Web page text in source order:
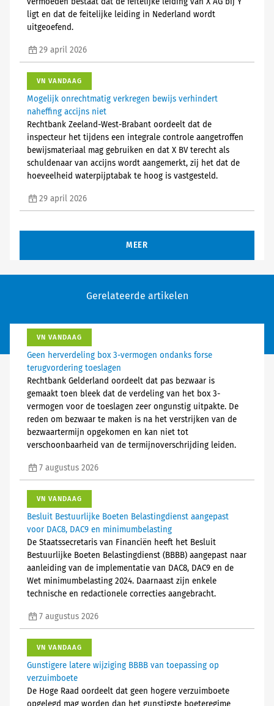
ligt en dat de feitelijke leiding in Nederland wordt
uitgeoefend.
29 april 2026
VN VANDAAG
Mogelijk onrechtmatig verkregen bewijs verhindert
naheffing accijns niet
Rechtbank Zeeland-West-Brabant oordeelt dat de
inspecteur het tijdens een integrale controle aangetroffen
bewijsmateriaal mag gebruiken en dat X BV terecht als
schuldenaar van accijns wordt aangemerkt, zij het dat de
hoeveelheid waterpijptabak te hoog is vastgesteld.
29 april 2026
MEER
Gerelateerde artikelen
VN VANDAAG
Geen herverdeling box 3-vermogen ondanks forse
terugvordering toeslagen
Rechtbank Gelderland oordeelt dat pas bezwaar is
gemaakt toen bleek dat de verdeling van het box 3-
vermogen voor de toeslagen zeer ongunstig uitpakte. De
reden om bezwaar te maken is na het verstrijken van de
bezwaartermijn opgekomen en kan niet tot
verschoonbaarheid van de termijnoverschrijding leiden.
7 augustus 2026
VN VANDAAG
Besluit Bestuurlijke Boeten Belastingdienst aangepast
voor DAC8, DAC9 en minimumbelasting
De Staatssecretaris van Financiën heeft het Besluit
Bestuurlijke Boeten Belastingdienst (BBBB) aangepast naar
aanleiding van de implementatie van DAC8, DAC9 en de
Wet minimumbelasting 2024. Daarnaast zijn enkele
technische en redactionele correcties aangebracht.
7 augustus 2026
VN VANDAAG
Gunstigere latere wijziging BBBB van toepassing op
verzuimboete
De Hoge Raad oordeelt dat geen hogere verzuimboete